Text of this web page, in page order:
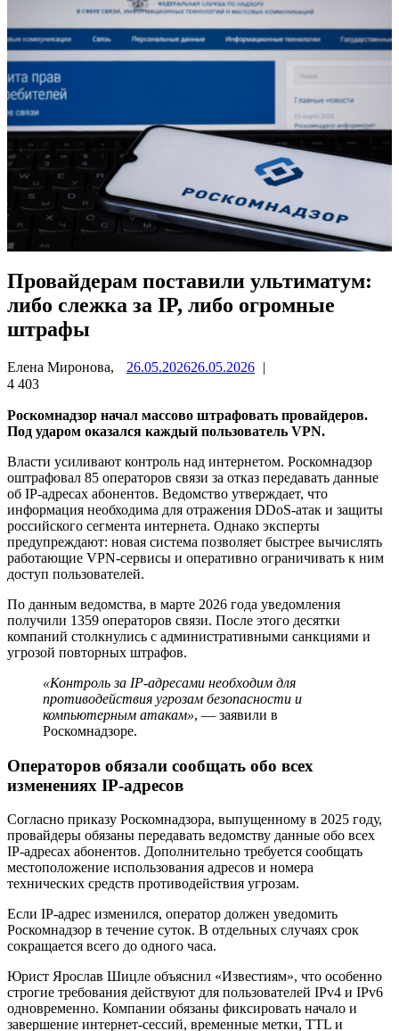
Провайдерам поставили ультиматум:
либо слежка за IP, либо огромные
штрафы
Елена Миронова, 26.05.202626.05.2026 |
4 403
Роскомнадзор начал массово штрафовать провайдеров.
Под ударом оказался каждый пользователь VPN.
Власти усиливают контроль над интернетом. Роскомнадзор
оштрафовал 85 операторов связи за отказ передавать данные
об IP-адресах абонентов. Ведомство утверждает, что
информация необходима для отражения DDoS-атак и защиты
российского сегмента интернета. Однако эксперты
предупреждают: новая система позволяет быстрее вычислять
работающие VPN-сервисы и оперативно ограничивать к ним
доступ пользователей.
По данным ведомства, в марте 2026 года уведомления
получили 1359 операторов связи. После этого десятки
компаний столкнулись с административными санкциями и
угрозой повторных штрафов.
«Контроль за IP-адресами необходим для
противодействия угрозам безопасности и
компьютерным атакам», — заявили в
Роскомнадзоре.
Операторов обязали сообщать обо всех
изменениях IP-адресов
Согласно приказу Роскомнадзора, выпущенному в 2025 году,
провайдеры обязаны передавать ведомству данные обо всех
IP-адресах абонентов. Дополнительно требуется сообщать
местоположение использования адресов и номера
технических средств противодействия угрозам.
Если IP-адрес изменился, оператор должен уведомить
Роскомнадзор в течение суток. В отдельных случаях срок
сокращается всего до одного часа.
Юрист Ярослав Шицле объяснил «Известиям», что особенно
строгие требования действуют для пользователей IPv4 и IPv6
одновременно. Компании обязаны фиксировать начало и
завершение интернет-сессий, временные метки, TTL и